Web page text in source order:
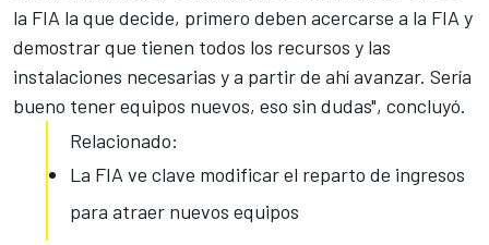
la FIA la que decide, primero deben acercarse a la FIA y
demostrar que tienen todos los recursos y las
instalaciones necesarias y a partir de ahí avanzar. Sería
bueno tener equipos nuevos, eso sin dudas", concluyó.
Relacionado:
La FIA ve clave modificar el reparto de ingresos
para atraer nuevos equipos